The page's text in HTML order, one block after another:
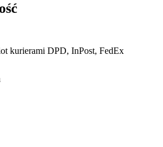
kurierami DPD, InPost, FedEx